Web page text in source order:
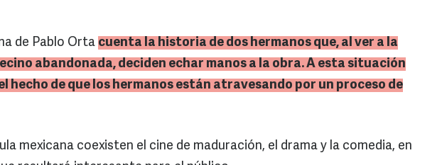
de Pablo Orta cuenta la historia de dos hermanos que, al ver a la
abandonada, deciden echar manos a la obra. A esta situación
hecho de que los hermanos están atravesando por un proceso de
mexicana coexisten el cine de maduración, el drama y la comedia, en